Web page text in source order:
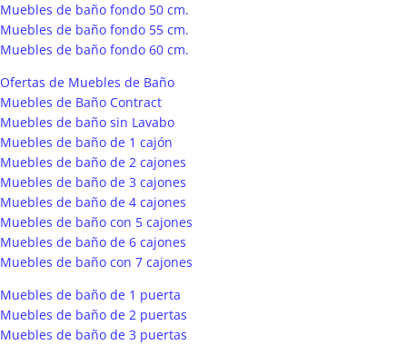
Muebles de baño fondo 50 cm.
Muebles de baño fondo 55 cm.
Muebles de baño fondo 60 cm.
Ofertas de Muebles de Baño
Muebles de Baño Contract
Muebles de baño sin Lavabo
Muebles de baño de 1 cajón
Muebles de baño de 2 cajones
Muebles de baño de 3 cajones
Muebles de baño de 4 cajones
Muebles de baño con 5 cajones
Muebles de baño de 6 cajones
Muebles de baño con 7 cajones
Muebles de baño de 1 puerta
Muebles de baño de 2 puertas
Muebles de baño de 3 puertas